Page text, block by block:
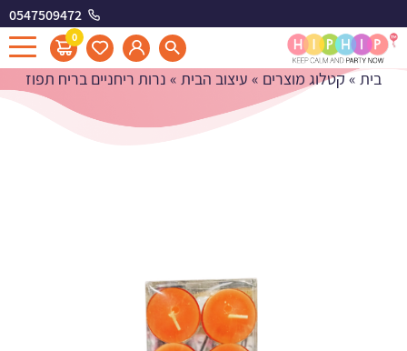
0547509472
0
נרות ריחניים בריח תפוז
בית »קטלוג מוצרים » עיצוב הבית » נרות ריחניים בריח תפוז